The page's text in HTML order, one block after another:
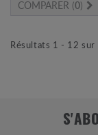
COMPARER (0)
Résultats 1 - 12 sur